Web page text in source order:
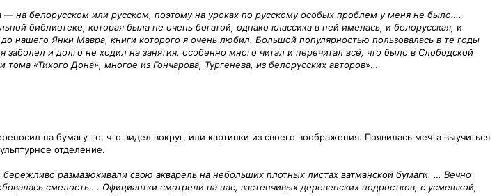
на белорусском или русском, поэтому на уроках по русскому особых проблем у меня не было….
библиотеке, которая была не очень богатой, однако классика в ней имелась, и белорусская, и
нашего Янки Мавра, книги которого я очень любил. Большой популярностью пользовалась в те годы
и долго не ходил на занятия, особенно много читал и перечитал всё, что было в Слободской
«Тихого Дона», многое из Гончарова, Тургенева, из белорусских авторов»…
на бумагу то, что видел вокруг, или картинки из своего воображения. Появилась мечта выучиться
отделение.
размазюкивали свою акварель на небольших плотных листах ватманской бумаги. … Вечно
смелость…. Официантки смотрели на нас, застенчивых деревенских подростков, с усмешкой,